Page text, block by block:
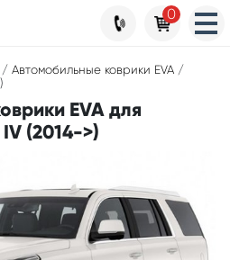
/ Автомобильные коврики EVA /
EVA для
(2014->)
0